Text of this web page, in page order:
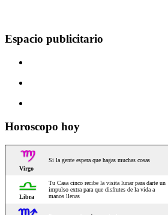
Espacio publicitario
Horoscopo hoy